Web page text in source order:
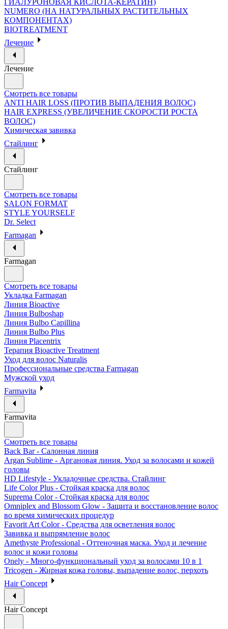
NUMERO (НА НАТУРАЛЬНЫХ РАСТИТЕЛЬНЫХ
КОМПОНЕНТАХ)
BIOTREATMENT
Лечение
Лечение
Смотреть все товары
ANTI HAIR LOSS (ПРОТИВ ВЫПАДЕНИЯ ВОЛОС)
HAIR EXPRESS (УВЕЛИЧЕНИЕ СКОРОСТИ РОСТА
ВОЛОС)
Химическая завивка
Стайлинг
Стайлинг
Смотреть все товары
SALON FORMAT
STYLE YOURSELF
Dr. Select
Farmagan
Farmagan
Смотреть все товары
Укладка Farmagan
Линия Bioactive
Линия Bulboshap
Линия Bulbo Capillina
Линия Bulbo Plus
Линия Placentrix
Терапия Bioactive Treatment
Уход для волос Naturalis
Профессиональные средства Farmagan
Мужской уход
Farmavita
Farmavita
Смотреть все товары
Back Bar - Салонная линия
Argan Sublime - Аргановая линия. Уход за волосами и кожей
головы
HD Lifestyle - Укладочные средства. Стайлинг
Life Color Plus - Стойкая краска для волос
Suprema Color - Стойкая краска для волос
Omniplex and Blossom Glow - Защита и восстановление волос
во время химических процедур
Favorit Art Color - Средства для осветления волос
Завивка и выпрямление волос
Amethyste Professional - Оттеночная маска. Уход и лечение
волос и кожи головы
Onely - Много-функциональный уход за волосами 10 в 1
Tricogen - Жирная кожа головы, выпадение волос, перхоть
Hair Concept
Hair Concept